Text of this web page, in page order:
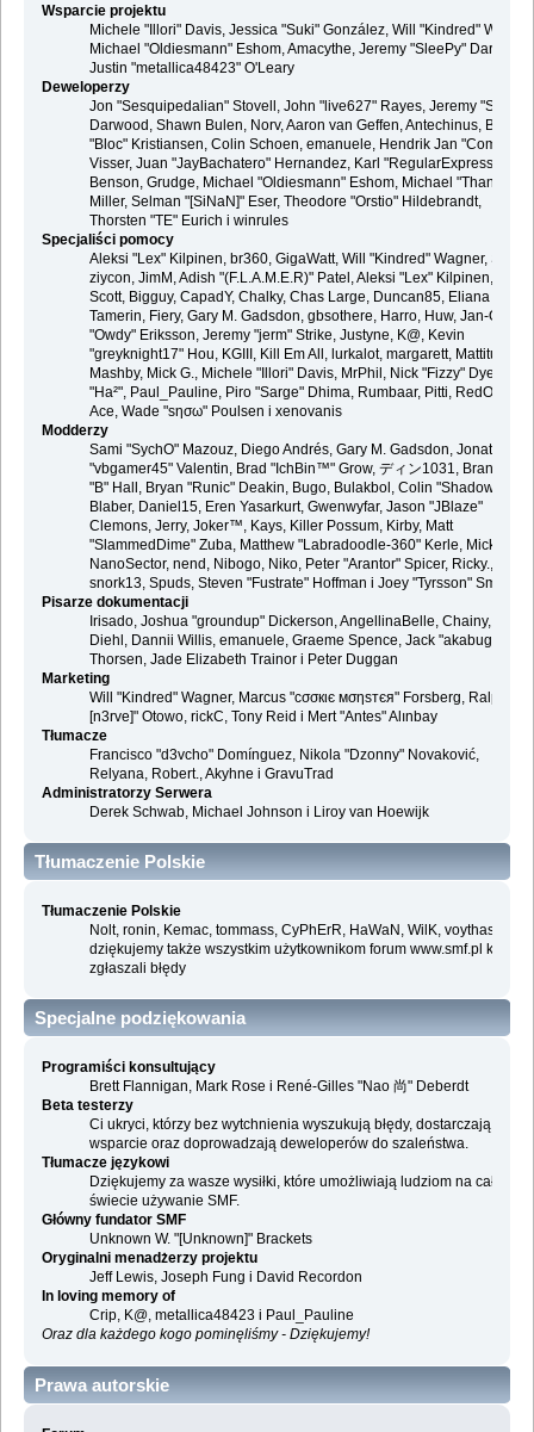
Wsparcie projektu
Michele "Illori" Davis, Jessica "Suki" González, Will "Kindred"
Michael "Oldiesmann" Eshom, Amacythe, Jeremy "SleePy" Darwood
Justin "metallica48423" O'Leary
Deweloperzy
Jon "Sesquipedalian" Stovell, John "live627" Rayes, Jeremy
Darwood, Shawn Bulen, Norv, Aaron van Geffen, Antechinus, Bjoern
"Bloc" Kristiansen, Colin Schoen, emanuele, Hendrik Jan "Compuart"
Visser, Juan "JayBachatero" Hernandez, Karl "RegularExpression"
Benson, Grudge, Michael "Oldiesmann" Eshom, Michael "Thantos"
Miller, Selman "[SiNaN]" Eser, Theodore "Orstio" Hildebrandt,
Thorsten "TE" Eurich i winrules
Specjaliści pomocy
Aleksi "Lex" Kilpinen, br360, GigaWatt, Will "Kindred" Wagner, Steve,
ziycon, JimM, Adish "(F.L.A.M.E.R)" Patel, Aleksi "Lex" Kilpinen, Ben
Scott, Bigguy, CapadY, Chalky, Chas Large, Duncan85, Eliana
Tamerin, Fiery, Gary M. Gadsdon, gbsothere, Harro, Huw, Jan-Olof
"Owdy" Eriksson, Jeremy "jerm" Strike, Justyne, K@, Kevin
"greyknight17" Hou, KGIII, Kill Em All, lurkalot, margarett, Mattitude,
Mashby, Mick G., Michele "Illori" Davis, MrPhil, Nick "Fizzy" Dyer, Nick
"Ha²", Paul_Pauline, Piro "Sarge" Dhima, Rumbaar, Pitti, RedOne, S-
Ace, Wade "sησω" Poulsen i xenovanis
Modderzy
Sami "SychO" Mazouz, Diego Andrés, Gary M. Gadsdon, Jonathan
"vbgamer45" Valentin, Brad "IchBin™" Grow, ディン1031, Brannon
"B" Hall, Bryan "Runic" Deakin, Bugo, Bulakbol, Colin "Shadow82x"
Blaber, Daniel15, Eren Yasarkurt, Gwenwyfar, Jason "JBlaze"
Clemons, Jerry, Joker™, Kays, Killer Possum, Kirby, Matt
"SlammedDime" Zuba, Matthew "Labradoodle-360" Kerle, Mick.,
NanoSector, nend, Nibogo, Niko, Peter "Arantor" Spicer, Ricky.,
snork13, Spuds, Steven "Fustrate" Hoffman i Joey "Tyrsson" Smith
Pisarze dokumentacji
Irisado, Joshua "groundup" Dickerson, AngellinaBelle, Chainy,
Diehl, Dannii Willis, emanuele, Graeme Spence, Jack "akabugeyes"
Thorsen, Jade Elizabeth Trainor i Peter Duggan
Marketing
Will "Kindred" Wagner, Marcus "cσσкιє мσηѕтєя" Forsberg, Ralph "
[n3rve]" Otowo, rickC, Tony Reid i Mert "Antes" Alınbay
Tłumacze
Francisco "d3vcho" Domínguez, Nikola "Dzonny" Novaković,
Relyana, Robert., Akyhne i GravuTrad
Administratorzy Serwera
Derek Schwab, Michael Johnson i Liroy van Hoewijk
Tłumaczenie Polskie
Tłumaczenie Polskie
Nolt, ronin, Kemac, tommass, CyPhErR, HaWaN, WilK, voythas i
dziękujemy także wszystkim użytkownikom forum www.smf.pl którzy
zgłaszali błędy
Specjalne podziękowania
Programiści konsultujący
Brett Flannigan, Mark Rose i René-Gilles "Nao 尚" Deberdt
Beta testerzy
Ci ukryci, którzy bez wytchnienia wyszukują błędy, dostarczają
wsparcie oraz doprowadzają deweloperów do szaleństwa.
Tłumacze językowi
Dziękujemy za wasze wysiłki, które umożliwiają ludziom na całym
świecie używanie SMF.
Główny fundator SMF
Unknown W. "[Unknown]" Brackets
Oryginalni menadżerzy projektu
Jeff Lewis, Joseph Fung i David Recordon
In loving memory of
Crip, K@, metallica48423 i Paul_Pauline
Oraz dla każdego kogo pominęliśmy - Dziękujemy!
Prawa autorskie